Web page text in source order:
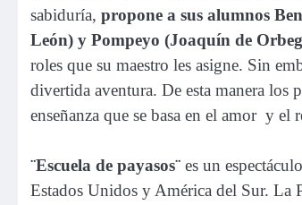
sabiduría, propone a sus alumnos
León) y Pompeyo (Joaquín de
roles que su maestro les asigne. Sin
divertida aventura. De esta manera los
enseñanza que se basa en el amor y el
¨Escuela de payasos¨ es un
Estados Unidos y América del Sur. La